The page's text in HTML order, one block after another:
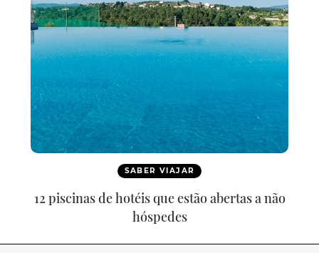
SABER VIAJAR
12 piscinas de hotéis que estão abertas a não
hóspedes